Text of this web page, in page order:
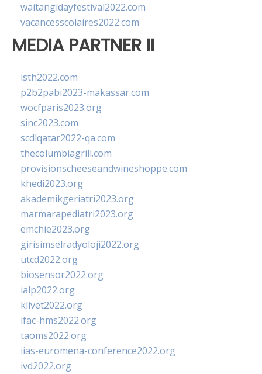
waitangidayfestival2022.com
vacancesscolaires2022.com
MEDIA PARTNER II
isth2022.com
p2b2pabi2023-makassar.com
wocfparis2023.org
sinc2023.com
scdlqatar2022-qa.com
thecolumbiagrill.com
provisionscheeseandwineshoppe.com
khedi2023.org
akademikgeriatri2023.org
marmarapediatri2023.org
emchie2023.org
girisimselradyoloji2022.org
utcd2022.org
biosensor2022.org
ialp2022.org
klivet2022.org
ifac-hms2022.org
taoms2022.org
iias-euromena-conference2022.org
ivd2022.org